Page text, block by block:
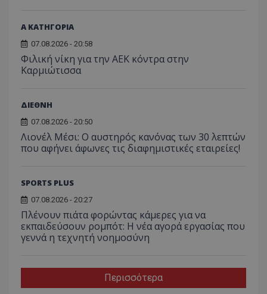
Α ΚΑΤΗΓΟΡΙΑ
07.08.2026 - 20:58
Φιλική νίκη για την ΑΕΚ κόντρα στην
Καρμιώτισσα
ΔΙΕΘΝΗ
07.08.2026 - 20:50
Λιονέλ Μέσι: Ο αυστηρός κανόνας των 30 λεπτών
που αφήνει άφωνες τις διαφημιστικές εταιρείες!
SPORTS PLUS
07.08.2026 - 20:27
Πλένουν πιάτα φορώντας κάμερες για να
εκπαιδεύσουν ρομπότ: Η νέα αγορά εργασίας που
γεννά η τεχνητή νοημοσύνη
Περισσότερα